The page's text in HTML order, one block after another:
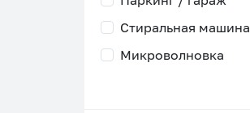
Стиральная машина
Микроволновка